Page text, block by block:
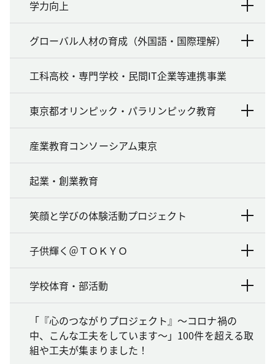
学力向上
グローバル人材の育成（外国語・国際理解）
工科高校・専門学校・民間IT企業等連携事業
東京都オリンピック・パラリンピック教育
産業教育コンソーシアム東京
起業・創業教育
笑顔と学びの体験活動プロジェクト
子供輝く＠ＴＯＫＹＯ
学校体育・部活動
「『心のつながりプロジェクト』～コロナ禍の
中、こんな工夫をしています～」100件を超える取
組や工夫が集まりました！